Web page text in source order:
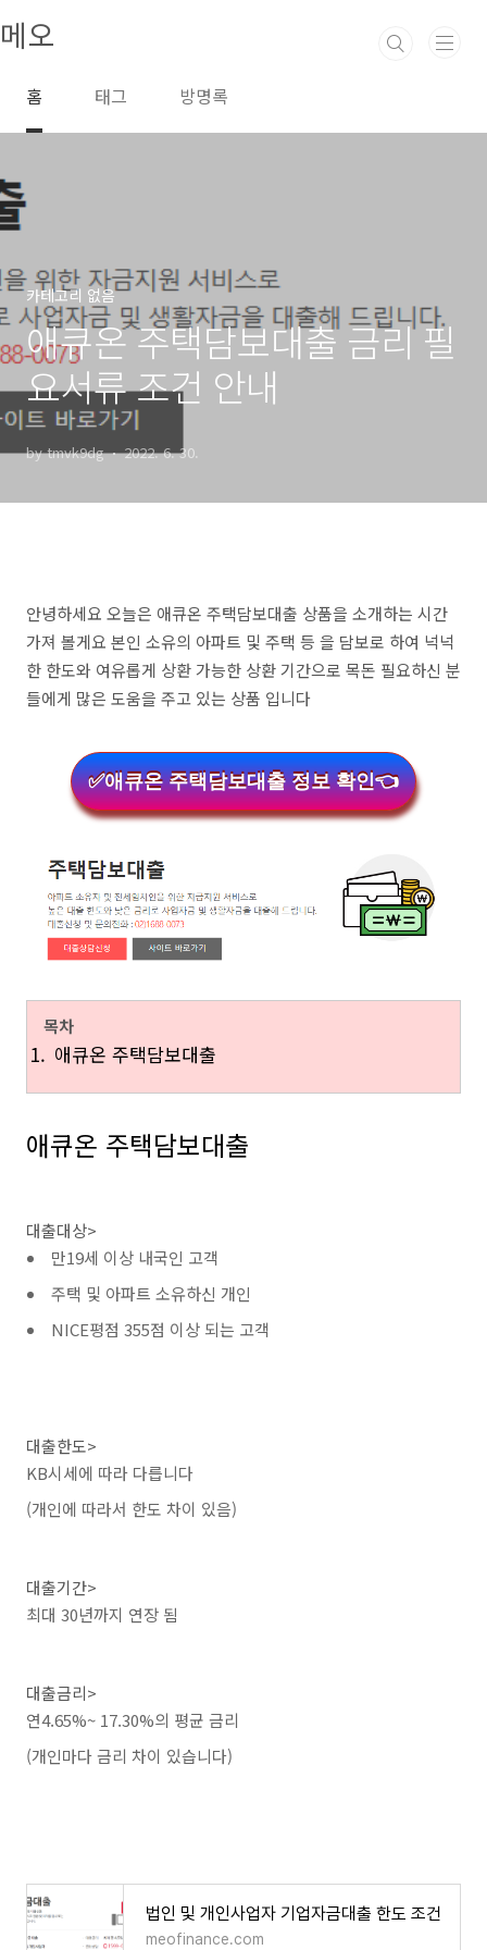
메오
홈 태그 방명록
카테고리 없음
애큐온 주택담보대출 금리 필
요서류 조건 안내
by tmvk9dg 2022. 6. 30.
안녕하세요 오늘은 애큐온 주택담보대출 상품을 소개하는 시간
가져 볼게요 본인 소유의 아파트 및 주택 등 을 담보로 하여 넉넉
한 한도와 여유롭게 상환 가능한 상환 기간으로 목돈 필요하신 분
들에게 많은 도움을 주고 있는 상품 입니다
✅애큐온 주택담보대출 정보 확인👈
목차
애큐온 주택담보대출
애큐온 주택담보대출
대출대상>
만19세 이상 내국인 고객
주택 및 아파트 소유하신 개인
NICE평점 355점 이상 되는 고객
대출한도>
KB시세에 따라 다릅니다
(개인에 따라서 한도 차이 있음)
대출기간>
최대 30년까지 연장 됨
대출금리>
연4.65%~ 17.30%의 평균 금리
(개인마다 금리 차이 있습니다)
법인 및 개인사업자 기업자금대출 한도 조건
meofinance.com